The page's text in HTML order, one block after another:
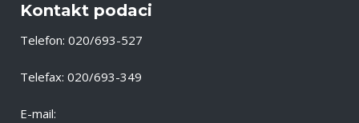
Kontakt podaci
Telefon: 020/693-527
Telefax: 020/693-349
E-mail: